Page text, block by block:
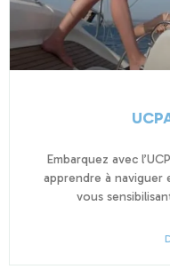
Embarquez avec
apprendre à
vous